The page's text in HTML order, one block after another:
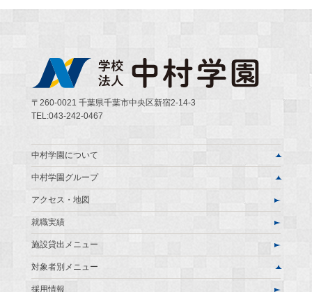
ョ〒260-0021 千葉県千葉市中央区新宿2-14-3
TEL:043-242-0467
中村学園について
中村学園グループ
アクセス・地図
就職実績
施設貸出メニュー
対象者別メニュー
採用情報